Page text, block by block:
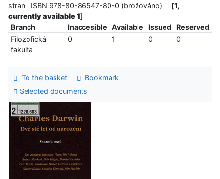
stran . ISBN 978-80-86547-80-0 (brožováno) .
[1,
currently available 1]
Branch
Inaccesible Available Issued
Reserved
Filozofická
fakulta
0 1 0 0
To the basket
Bookmark
Selected documents